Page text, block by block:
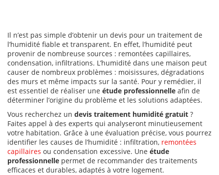
Il n’est pas simple d’obtenir un devis pour un traitement de
l’humidité fiable et transparent. En effet, l’humidité peut
provenir de nombreuse sources : remontées capillaires,
condensation, infiltrations. L’humidité dans une maison peut
causer de nombreux problèmes : moisissures, dégradations
des murs et même impacts sur la santé. Pour y remédier, il
est essentiel de réaliser une étude professionnelle afin de
déterminer l’origine du problème et les solutions adaptées.
Vous recherchez un devis traitement humidité gratuit ?
Faites appel à des experts qui analyseront minutieusement
votre habitation. Grâce à une évaluation précise, vous pourrez
identifier les causes de l’humidité : infiltration, remontées
capillaires ou condensation excessive. Une étude
professionnelle permet de recommander des traitements
efficaces et durables, adaptés à votre logement.